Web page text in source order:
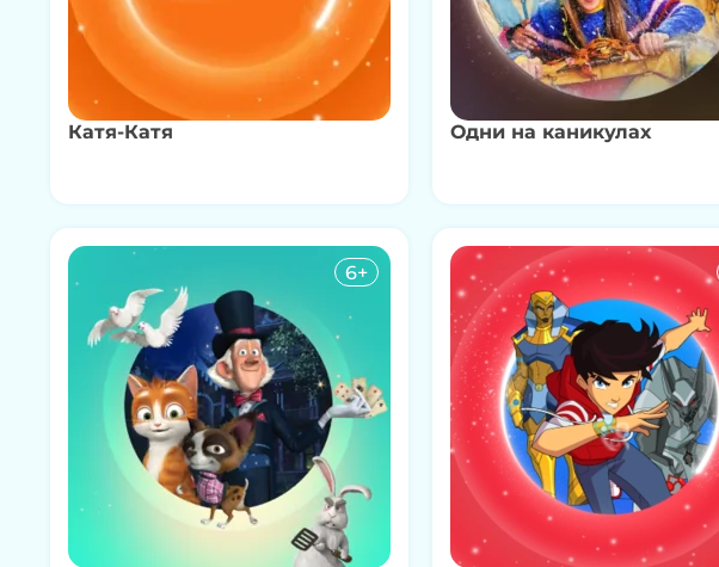
Катя-Катя Одни на каникулах
6+